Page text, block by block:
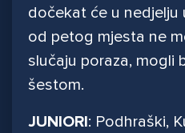
dočekat će u nedjelju
od petog mjesta ne
slučaju poraza, mogli
šestom.
JUNIORI: Podhraški,